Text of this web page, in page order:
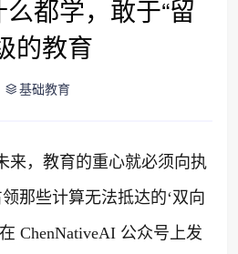
都学，敢于“留
的教育
基础教育
来，教育的重心就必须向执
那些计算无法抵达的‘双向
ChenNativeAI 公众号上发